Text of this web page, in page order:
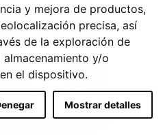
y mejora de productos,
precisa, así
de la exploración de
y/o
el dispositivo.
Mostrar detalles